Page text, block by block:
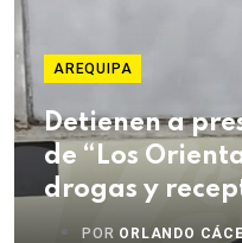
AREQUIPA
Detienen a
de “Los
drogas y
POR ORLANDO